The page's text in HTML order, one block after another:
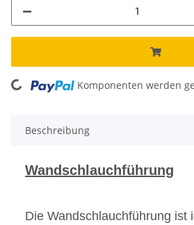
Loading... Komponenten werden
Beschreibung
Wandschlauchführung
Die Wandschlauchführung ist